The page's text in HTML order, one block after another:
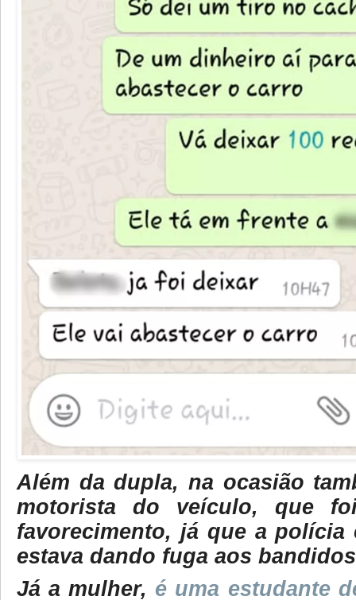
Além da dupla, na ocasião
motorista do veículo, que
favorecimento, já que a polícia
estava dando fuga aos
Já a mulher, é uma estudante